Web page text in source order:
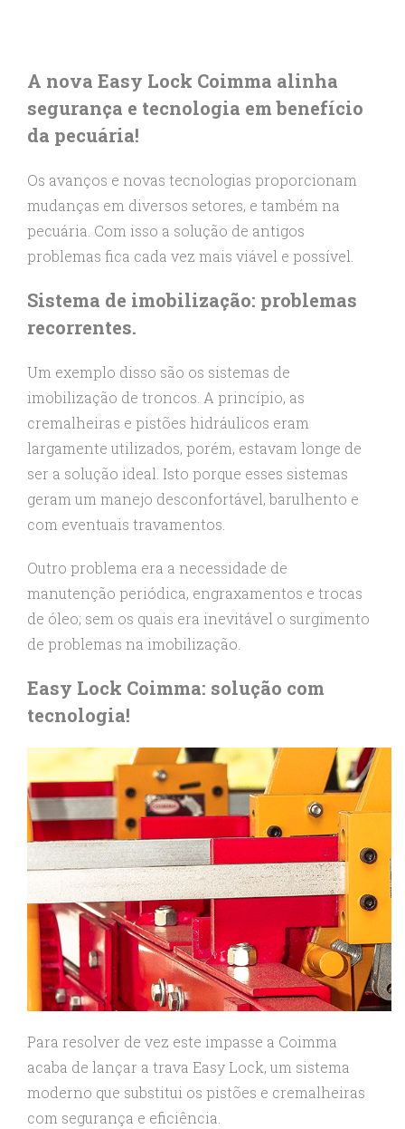
A nova Easy Lock Coimma alinha
segurança e tecnologia em benefício
da pecuária!
Os avanços e novas tecnologias proporcionam
mudanças em diversos setores, e também na
pecuária. Com isso a solução de antigos
problemas fica cada vez mais viável e possível.
Sistema de imobilização: problemas
recorrentes.
Um exemplo disso são os sistemas de
imobilização de troncos. A princípio, as
cremalheiras e pistões hidráulicos eram
largamente utilizados, porém, estavam longe de
ser a solução ideal. Isto porque esses sistemas
geram um manejo desconfortável, barulhento e
com eventuais travamentos.
Outro problema era a necessidade de
manutenção periódica, engraxamentos e trocas
de óleo; sem os quais era inevitável o surgimento
de problemas na imobilização.
Easy Lock Coimma: solução com
tecnologia!
Para resolver de vez este impasse a Coimma
acaba de lançar a trava Easy Lock, um sistema
moderno que substitui os pistões e cremalheiras
com segurança e eficiência.